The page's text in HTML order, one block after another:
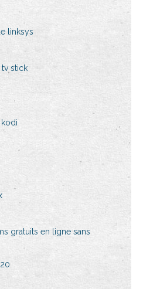
linksys
stick
gratuits en ligne sans